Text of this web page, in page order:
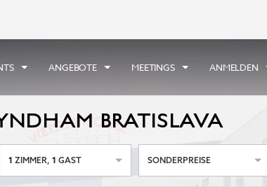
ANGEBOTE MEETINGS ANMELDEN
BRATISLAVA
1 ZIMMER,1 GAST SONDERPREISE